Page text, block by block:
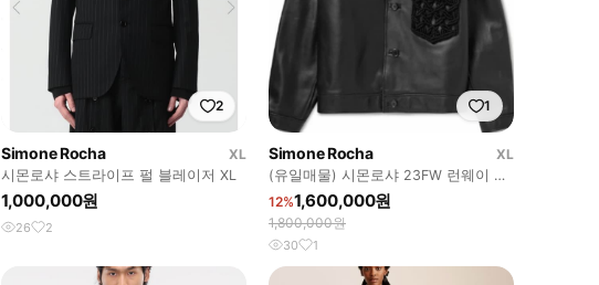
2
Simone Rocha
XL
시몬로샤 스트라이프 펄 블레이저 XL
1,000,000원
26 2
1
Simone Rocha
XL
(유일매물) 시몬로샤 23FW 런웨이 크
로셰 레더 자켓
12%1,600,000원
1,800,000원
30 1